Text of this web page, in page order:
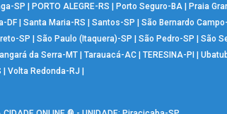
SP | PORTO ALEGRE-RS | Porto Seguro-BA| Praia
DF | Santa Maria-RS | Santos-SP | São Bernardo
SP | São Paulo (Itaquera)-SP | São Pedro-SP | São
da Serra-MT| Tarauacá-AC| TERESINA-PI |
| Volta Redonda-RJ |